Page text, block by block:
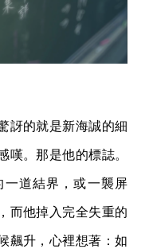
訝的就是新海誠的細
嘆。那是他的標誌。
道結界，或一襲屏
而他掉入完全失重的
飆升，心裡想著：如